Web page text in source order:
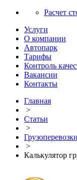
Расчет
Услуги
О компании
Автопарк
Тарифы
Контроль
Вакансии
Контакты
Главная
>
Статьи
>
>
Калькулятор